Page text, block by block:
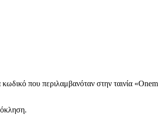
που περιλαμβανόταν στην ταινία